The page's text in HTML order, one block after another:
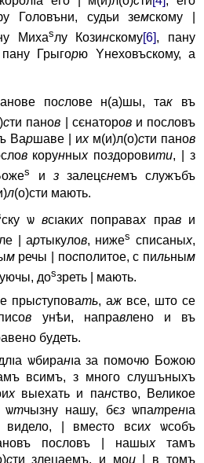
Головъни, судьи земскому |
Михаsлу Козинскому [6] , пану
Грыгорю Yнеховъскому, а
послове н(а)шы, так въ
сти панов | сєнаторови пословъ
Варшаве | ихм(и)л(о)сти панов
вкорунныхпоздоровити, | з
s и ззалецєнемъ служъбъ
л(о)сти мають.
ску ѡвсıaкихпоправахправи
| артыкулов, нижеs списаных,
мречы | посполитое, с пильным
доsзреть | мають.
прыступовать, ажвсе, што се
в yнѣи, направлено и въ
бyдеть.
ѡбиранıa за помочю Божою
всимъ, з много слушъныхъ
хвыехать и панство, Великое
ѡтчызнy нашy, бєзѡпатренıa
видело, | вместо всихѡсобъ
пословъ | нашыхтамъ
сти злецаемъ, и моц| в томъ